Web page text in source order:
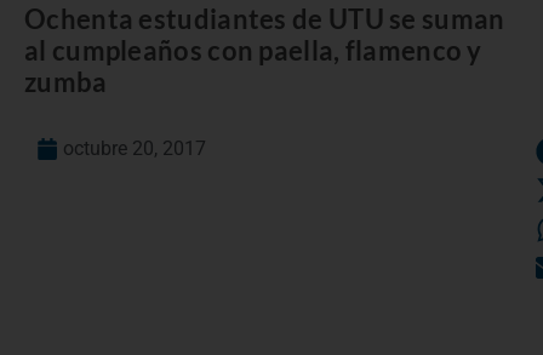
Ochenta estudiantes de UTU se suman
al cumpleaños con paella, flamenco y
zumba
octubre 20, 2017